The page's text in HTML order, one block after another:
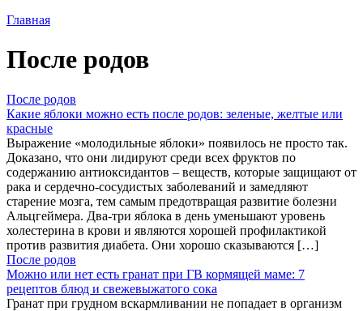
Главная
После родов
После родов
Какие яблоки можно есть после родов: зеленые, желтые или
красные
Выражение «молодильные яблоки» появилось не просто так.
Доказано, что они лидируют среди всех фруктов по
содержанию антиоксидантов – веществ, которые защищают от
рака и сердечно-сосудистых заболеваний и замедляют
старение мозга, тем самым предотвращая развитие болезни
Альцгеймера. Два-три яблока в день уменьшают уровень
холестерина в крови и являются хорошей профилактикой
против развития диабета. Они хорошо сказываются […]
После родов
Можно или нет есть гранат при ГВ кормящей маме: 7
рецептов блюд и свежевыжатого сока
Гранат при грудном вскармливании не попадает в организм